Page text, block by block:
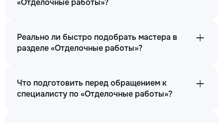
«Отделочные работы»?
Реально ли быстро подобрать мастера в
разделе «Отделочные работы»?
Что подготовить перед обращением к
специалисту по «Отделочные работы»?